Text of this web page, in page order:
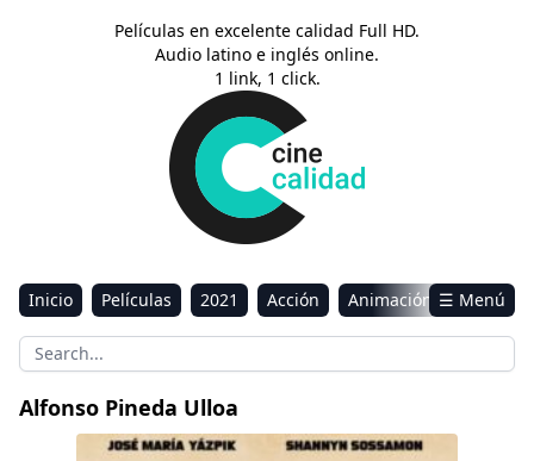
Películas en excelente calidad Full HD.
Audio latino e inglés online.
1 link, 1 click.
Inicio Películas 2021 Acción
Animación
Aventura
Ciencia ficción Comedia
Drama
Sci-Fi & Fantasy
☰ Menú
Alfonso Pineda Ulloa
No hay santos